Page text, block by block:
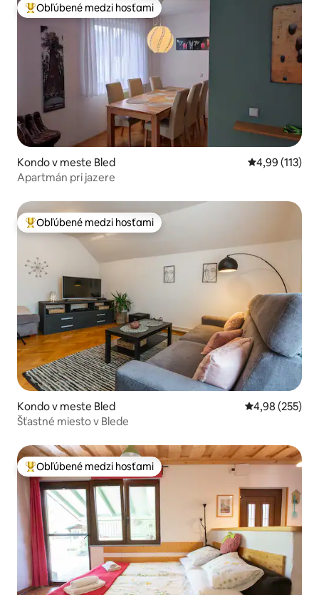
Najobľúbenejšie medzi hosťami
Obľúbené medzi hosťami
Kondo v meste Bled Priemerné
4,99 (113)
Apartmán pri jazere
Najobľúbenejšie medzi hosťami
Obľúbené medzi hosťami
Kondo v meste Bled Priemerné
4,98 (255)
Šťastné miesto v Blede
Najobľúbenejšie medzi hosťami
Obľúbené medzi hosťami